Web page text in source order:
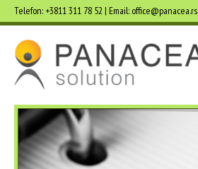
Telefon: +3811 311 78 52 | Email: office@panacea.rs